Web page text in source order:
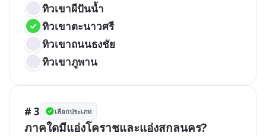
ทิวเขาผีปันน้ำ
ทิวเขาตะนาวศรี
ทิวเขาถนนธงชัย
ทิวเขาภูพาน
# 3 เลือกประเภท
ภาคใดมีแอ่งโคราชและแอ่งสกลนคร?